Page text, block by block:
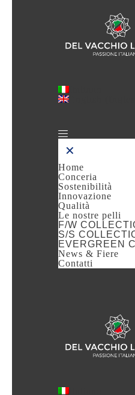
✕
Home
Conceria
Sostenibilità
Innovazione
Qualità
Le nostre pelli
F/W
S/S
EVERGREEN
News & Fiere
Contatti